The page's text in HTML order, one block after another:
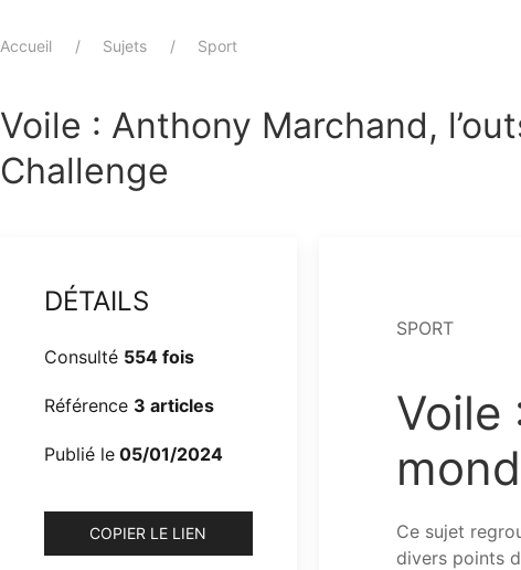
Accueil Sujets Sport
Voile : Anthony Marchand,
Challenge
DÉTAILS
Consulté 554 fois
Référence 3 articles
Publié le 05/01/2024
COPIER LE LIEN
SPORT
Voile
Ce sujet
divers points